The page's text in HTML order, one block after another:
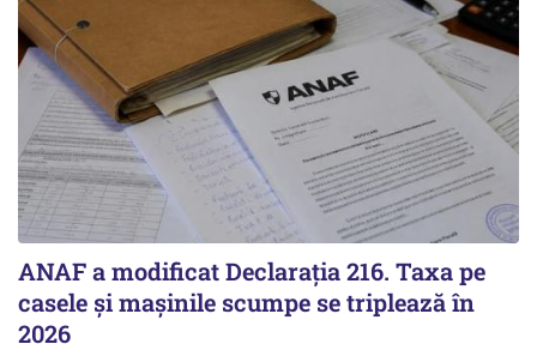
ANAF a modificat Declarația 216. Taxa pe
casele și mașinile scumpe se triplează în
2026